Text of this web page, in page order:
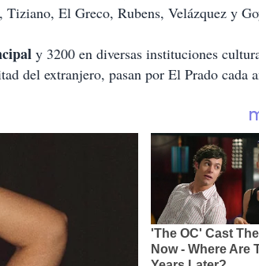
El Greco, Rubens, Velázquez y
y 3200 en diversas instituciones
del extranjero, pasan por El Prado cada